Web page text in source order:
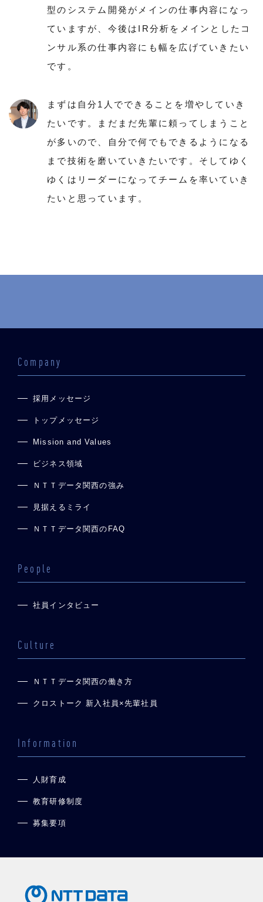
型のシステム開発がメインの仕事内容になっ
ていますが、今後はIR分析をメインとしたコ
ンサル系の仕事内容にも幅を広げていきたい
です。
まずは自分1人でできることを増やしていき
たいです。まだまだ先輩に頼ってしまうこと
が多いので、自分で何でもできるようになる
まで技術を磨いていきたいです。そしてゆく
ゆくはリーダーになってチームを率いていき
たいと思っています。
Company
採用メッセージ
トップメッセージ
Mission and Values
ビジネス領域
ＮＴＴデータ関西の強み
見据えるミライ
ＮＴＴデータ関西のFAQ
People
社員インタビュー
Culture
ＮＴＴデータ関西の働き方
クロストーク 新入社員×先輩社員
Information
人財育成
教育研修制度
募集要項